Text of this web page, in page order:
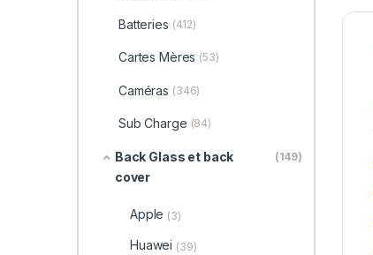
Batteries (412)
Cartes Mères (53)
Caméras (346)
Sub Charge (84)
Back Glass et back
cover
(149)
Apple (3)
Huawei (39)